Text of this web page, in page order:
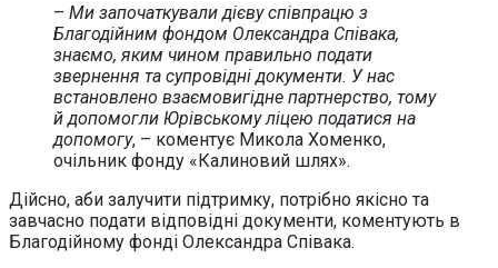
– Ми започаткували дієву співпрацю з
Благодійним фондом Олександра Співака,
знаємо, яким чином правильно подати
звернення та супровідні документи. У нас
встановлено взаємовигідне партнерство, тому
й допомогли Юрівському ліцею податися на
допомогу, – коментує Микола Хоменко,
очільник фонду «Калиновий шлях».
Дійсно, аби залучити підтримку, потрібно якісно та
завчасно подати відповідні документи, коментують в
Благодійному фонді Олександра Співака.